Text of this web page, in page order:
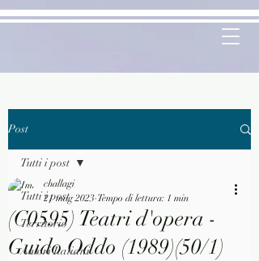
Post
Tutti i post
Territorio
Autori Italiani
Tutti i post
(C0595) Teatri d'opera -
Guido Oddo (1989)(50/1)
challagi
21 mag 2023 Tempo di lettura: 1 min